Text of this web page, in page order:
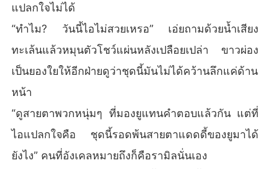
แปลกใจไม่ได้
“ทำไม? วันนี้ไอไม่สวยเหรอ” เอ่ยถามด้วยน้ำเสียง
ทะเล้นแล้วหมุนตัวโชว์แผ่นหลังเปลือยเปล่า ขาวผ่อง
เป็นยองใยให้อีกฝ่ายดูว่าชุดนี้มันไม่ได้คว้านลึกแค่ด้าน
หน้า
“ดูสายตาพวกหนุ่มๆ ที่มองยูแทนคำตอบแล้วกัน แต่ที่
ไอแปลกใจคือ ชุดนี้รอดพ้นสายตาแดดดี้ของยูมาได้
ยังไง” คนที่อังเคลหมายถึงก็คือรามิลนั่นเอง